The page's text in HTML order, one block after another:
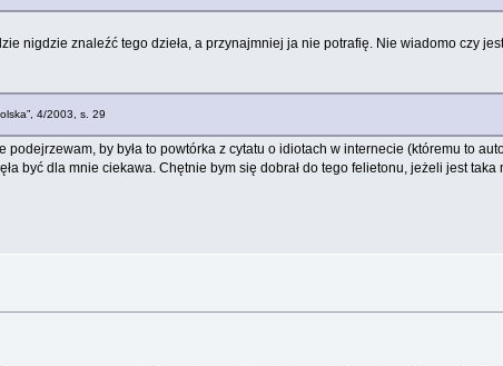
nigdzie znaleźć tego dzieła, a przynajmniej ja nie potrafię. Nie wiadomo czy
4/2003, s. 29
by była to powtórka z cytatu o idiotach w internecie (któremu to
być dla mnie ciekawa. Chętnie bym się dobrał do tego felietonu, jeżeli jest taka